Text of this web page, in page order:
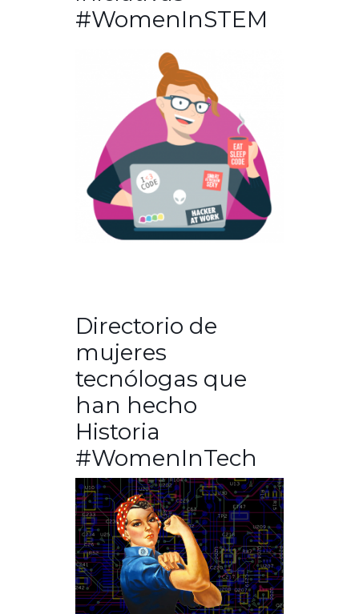
#WomenInSTEM
Directorio de
mujeres
tecnólogas que
han hecho
Historia
#WomenInTech